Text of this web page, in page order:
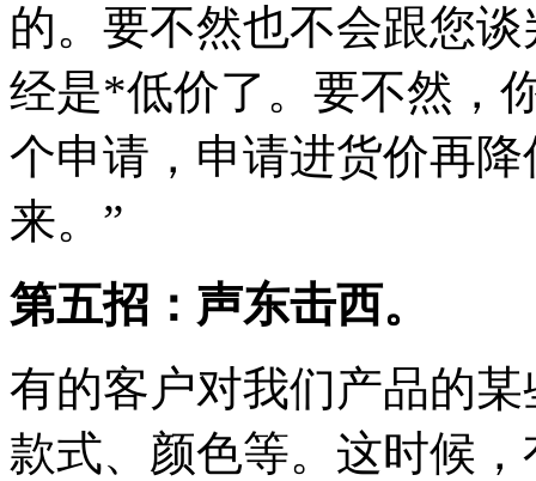
的。要不然也不会跟您
经是*低价了。要不然，
个申请，申请进货价再
来。”
第五招：声东击西。
有的客户对我们产品的
款式、颜色等。这时候